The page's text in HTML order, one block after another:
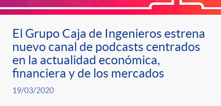
El Grupo Caja de Ingenieros estrena
nuevo canal de podcasts centrados
en la actualidad económica,
financiera y de los mercados
19/03/2020